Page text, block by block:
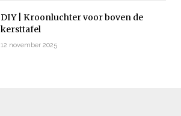
DIY | Kroonluchter voor boven de
kersttafel
12 november 2025